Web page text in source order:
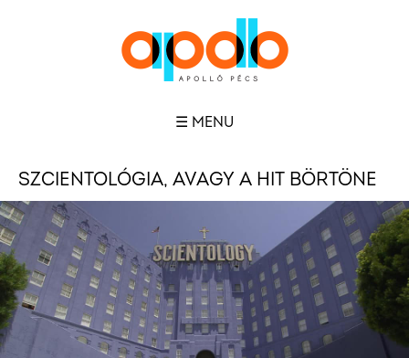
☰ MENU
SZCIENTOLÓGIA, AVAGY A HIT BÖRTÖNE